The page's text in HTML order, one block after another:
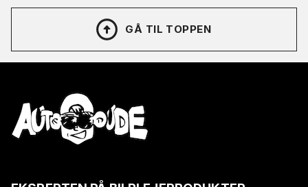
GÅ TIL TOPPEN